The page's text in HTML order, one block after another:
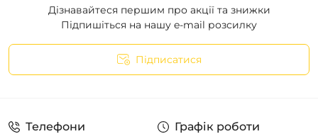
Дізнавайтеся першим про акції та знижки
Підпишіться на нашу e-mail розсилку
Підписатися
Телефони Графік роботи